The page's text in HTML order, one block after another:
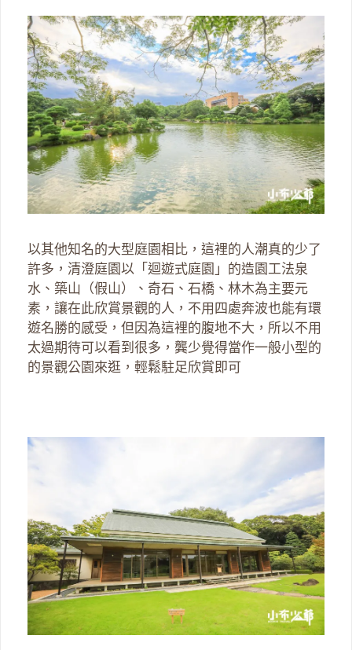
以其他知名的大型庭園相比，這裡的人潮真的少了
許多，清澄庭園以「迴遊式庭園」的造園工法泉
水、築山（假山）、奇石、石橋、林木為主要元
素，讓在此欣賞景觀的人，不用四處奔波也能有環
遊名勝的感受，但因為這裡的腹地不大，所以不用
太過期待可以看到很多，龔少覺得當作一般小型的
的景觀公園來逛，輕鬆駐足欣賞即可